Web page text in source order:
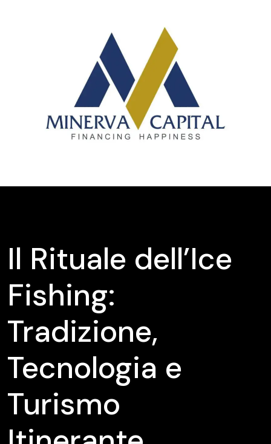
Il Rituale dell’Ice
Fishing:
Tradizione,
Tecnologia e
Turismo